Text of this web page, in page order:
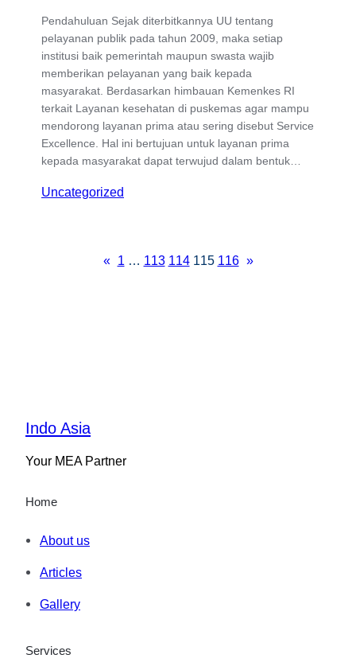
Pendahuluan Sejak diterbitkannya UU tentang
pelayanan publik pada tahun 2009, maka setiap
institusi baik pemerintah maupun swasta wajib
memberikan pelayanan yang baik kepada
masyarakat. Berdasarkan himbauan Kemenkes RI
terkait Layanan kesehatan di puskemas agar mampu
mendorong layanan prima atau sering disebut Service
Excellence. Hal ini bertujuan untuk layanan prima
kepada masyarakat dapat terwujud dalam bentuk…
Uncategorized
« 1 … 113 114 115 116 »
Indo Asia
Your MEA Partner
Home
About us
Articles
Gallery
Services